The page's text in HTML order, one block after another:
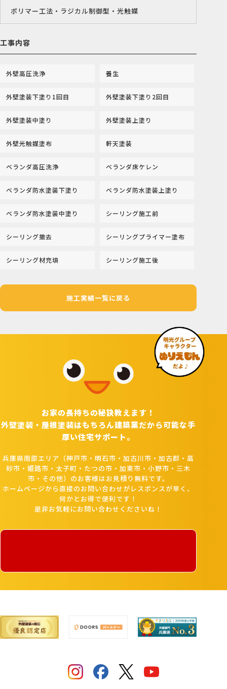
ポリマー工法・ラジカル制御型・光触媒
工事内容
外壁高圧洗浄 養生
外壁塗装下塗り1回目 外壁塗装下塗り2回目
外壁塗装中塗り 外壁塗装上塗り
外壁光触媒塗布 軒天塗装
ベランダ高圧洗浄 ベランダ床ケレン
ベランダ防水塗装下塗り ベランダ防水塗装上塗り
ベランダ防水塗装中塗り シーリング施工前
シーリング撤去 シーリングプライマー塗布
シーリング材充填 シーリング施工後
施工実績一覧に戻る
お家の長持ちの秘訣教えます！
外壁塗装・屋根塗装はもちろん建築業だから可能な手
厚い住宅サポート。
兵庫県南部エリア（神戸市・明石市・加古川市・加古郡・高
砂市・姫路市・太子町・たつの市・加東市・小野市・三木
市・その他）のお客様はお見積り無料です。
ホームページから直接のお問い合わせがレスポンスが早く、
何かとお得で便利です！
是非お気軽にお問い合わせくださいね！